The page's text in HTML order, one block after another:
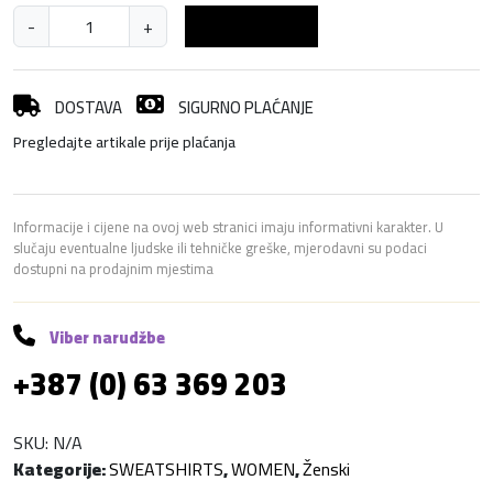
-
Ž
e
n
s
k
i
i
p
-
U
p
D
x
o
l
+
DOSTAVA SIGURNO PLAĆANJE
Pregledajte artikale prije plaćanja
Informacije i cijene na ovoj web stranici imaju informativni karakter. U
slučaju eventualne ljudske ili tehničke greške, mjerodavni su podaci
dostupni na prodajnim mjestima
Viber narudžbe
+387 (0) 63 369 203
SKU: N/A
Kategorije:SWEATSHIRTS,WOMEN,Ženski